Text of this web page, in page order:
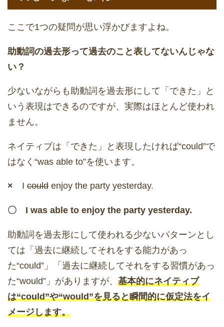
ここで1つの疑問が思い浮かびますよね。
助動詞の過去形って過去のこと表してないんじゃな
い？
少ないながらも助動詞を過去形にして「できた」と
いう表現はできるのですが、実際はほとんど使われ
ません。
ネイティブは「できた」と表現したければ“could”で
はなく“was able to”を使います。
× I could enjoy the party yesterday.
〇 I was able to enjoy the party yesterday.
助動詞を過去形にして使われる少ないパターンとし
ては「過去に継続してそれをする能力があっ
た“could”」「過去に継続してそれをする習慣があっ
た“would”」がありますが、 基本的にネイティブ
は“could”や“would”を見ると瞬間的に仮定法をイ
メージします。